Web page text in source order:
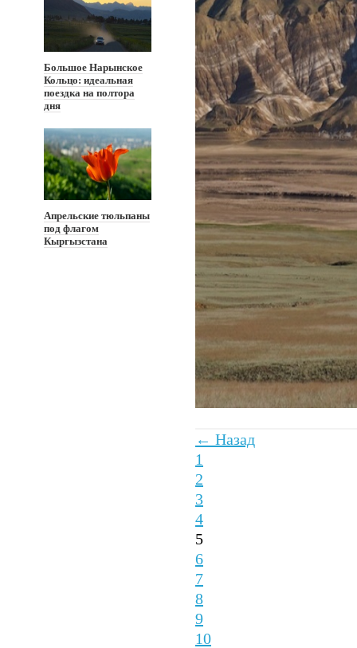
Большое Нарынское
Кольцо: идеальная
поездка на полтора
дня
Апрельские тюльпаны
под флагом
Кыргызстана
← Назад
1
2
3
4
5
6
7
8
9
10